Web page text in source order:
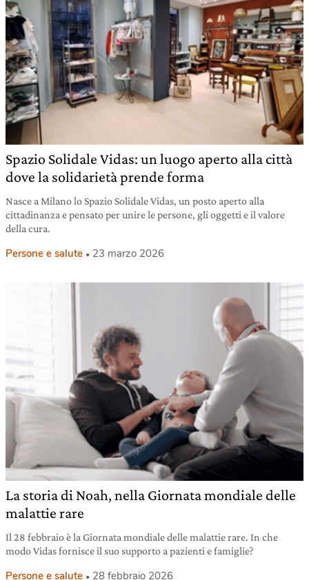
Spazio Solidale Vidas: un luogo aperto alla città
dove la solidarietà prende forma
Nasce a Milano lo Spazio Solidale Vidas, un posto aperto alla
cittadinanza e pensato per unire le persone, gli oggetti e il valore
della cura.
Persone e salute 23 marzo 2026
La storia di Noah, nella Giornata mondiale delle
malattie rare
Il 28 febbraio è la Giornata mondiale delle malattie rare. In che
modo Vidas fornisce il suo supporto a pazienti e famiglie?
Persone e salute 28 febbraio 2026